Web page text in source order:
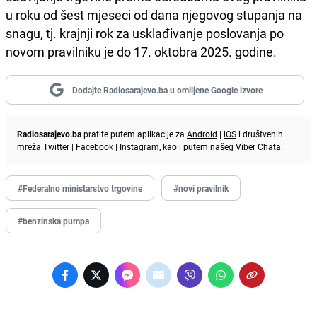
u roku od šest mjeseci od dana njegovog stupanja na
snagu, tj. krajnji rok za usklađivanje poslovanja po
novom pravilniku je do 17. oktobra 2025. godine.
Dodajte Radiosarajevo.ba u omiljene Google izvore
Radiosarajevo.bapratite putem aplikacije za Android | iOS i društvenih
mreža Twitter | Facebook | Instagram, kao i putem našeg ViberChata.
#Federalno ministarstvo trgovine #novi pravilnik
#benzinska pumpa